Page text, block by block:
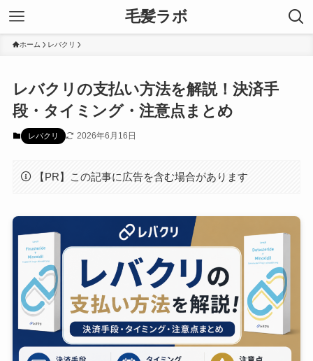
毛髪ラボ
ホーム レバクリ
レバクリの支払い方法を解説！決済手
段・タイミング・注意点まとめ
レバクリ 2026年6月16日
【PR】この記事に広告を含む場合があります